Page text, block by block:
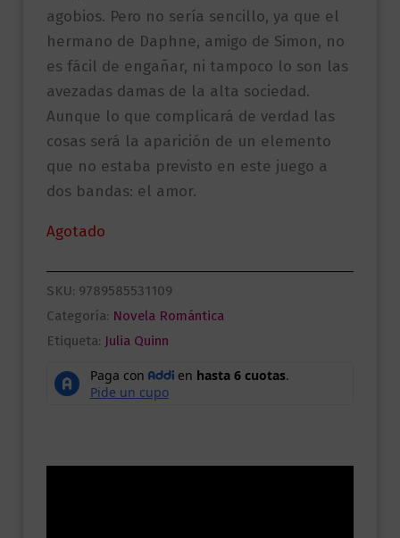
agobios. Pero no sería sencillo, ya que el
hermano de Daphne, amigo de Simon, no
es fácil de engañar, ni tampoco lo son las
avezadas damas de la alta sociedad.
Aunque lo que complicará de verdad las
cosas será la aparición de un elemento
que no estaba previsto en este juego a
dos bandas: el amor.
Agotado
SKU: 9789585531109
Categoría: Novela Romántica
Etiqueta: Julia Quinn